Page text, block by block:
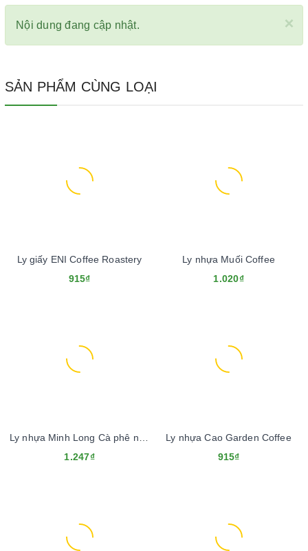
×
Nội dung đang cập nhật.
SẢN PHẨM CÙNG LOẠI
Ly giấy ENI Coffee Roastery
915₫
Ly nhựa Muối Coffee
1.020₫
1.247₫
Ly nhựa Cao Garden Coffee
915₫